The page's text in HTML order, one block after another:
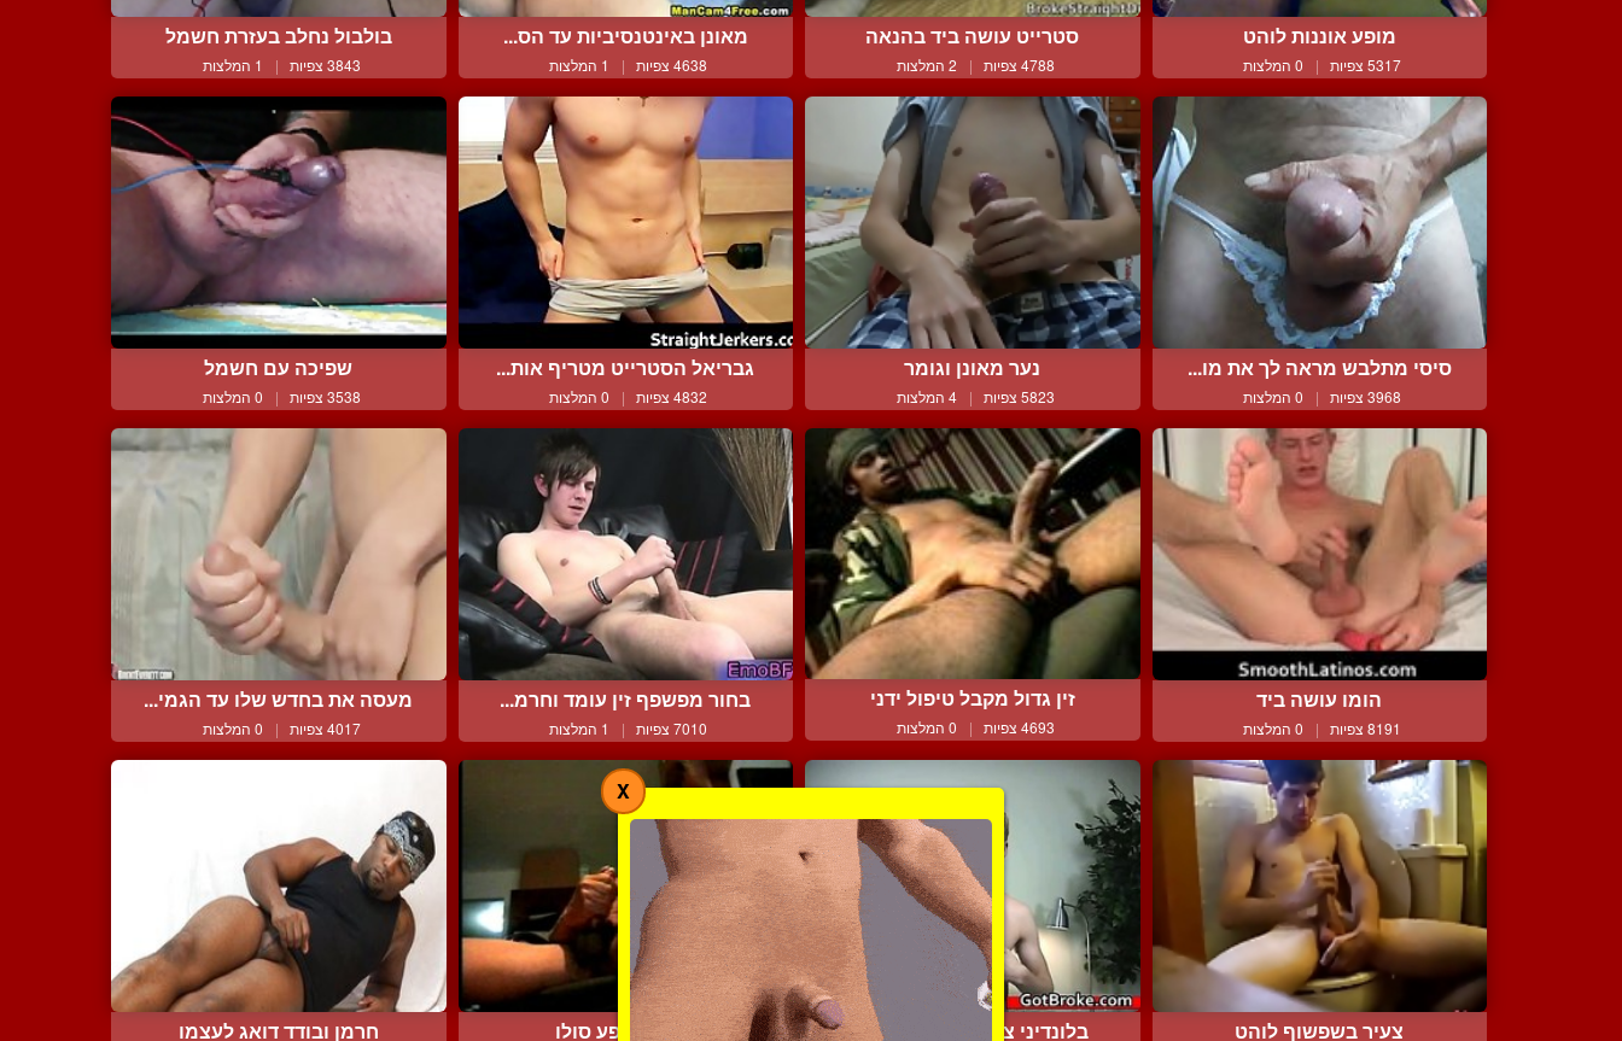
מופע אוננות לוהט
5317 צפיות | 0 המלצות
סטרייט עושה ביד בהנאה
4788 צפיות | 2 המלצות
מאונן באינטנסיביות עד הס...
4638 צפיות | 1 המלצות
בולבול נחלב בעזרת חשמל
3843 צפיות | 1 המלצות
סיסי מתלבש מראה לך את מו...
3968 צפיות | 0 המלצות
נער מאונן וגומר
5823 צפיות | 4 המלצות
גבריאל הסטרייט מטריף אות...
4832 צפיות | 0 המלצות
שפיכה עם חשמל
3538 צפיות | 0 המלצות
הומו עושה ביד
8191 צפיות | 0 המלצות
זין גדול מקבל טיפול ידני
4693 צפיות | 0 המלצות
בחור מפשפף זין עומד וחרמ...
7010 צפיות | 1 המלצות
מעסה את בחדש שלו עד הגמי...
4017 צפיות | 0 המלצות
צעיר בשפשוף לוהט בלונדיני צעיר שופך אחרי ... כושי במופע סולו חרמן ובודד דואג לעצמו
X